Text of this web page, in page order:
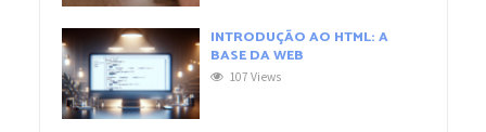
INTRODUÇÃO AO HTML: A
BASE DA WEB
107 Views